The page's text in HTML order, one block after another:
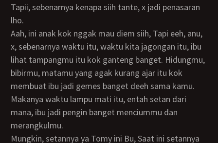
Tapii, sebenarnya kenapa siih tante, x jadi penasaran
lho.
Aah, ini anak kok nggak mau diem siih, Tapi eeh, anu,
x, sebenarnya waktu itu, waktu kita jagongan itu, ibu
lihat tampangmu itu kok ganteng banget. Hidungmu,
bibirmu, matamu yang agak kurang ajar itu kok
membuat ibu jadi gemes banget deeh sama kamu.
Makanya waktu lampu mati itu, entah setan dari
mana, ibu jadi pengin banget menciummu dan
merangkulmu.
Mungkin, setannya ya Tomy ini Bu, Saat ini setannya